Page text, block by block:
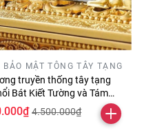
BẢO MẬT TÔNG TÂY TẠNG
truyền thống tây tạng
Bát Kiết Tường và Tám
Cát Tường4.500.000₫